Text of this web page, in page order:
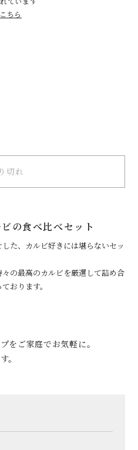
こちら
切れ
の食べ比べセット
た、カルビ好きには堪らないセッ
の最高のカルビを厳選して詰め合
おります。
をご家庭でお気軽に。
。